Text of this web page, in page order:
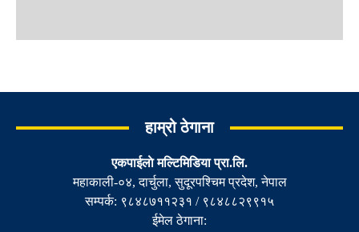
हाम्रो ठेगाना
एकपाईलाे मल्टिमिडिया प्रा.लि.
महाकाली-०४, दार्चुला, सुदूरपश्चिम प्रदेश, नेपाल
सम्पर्क: ९८४८७११२३१ / ९८४८८२९९१५
ईमेल ठेगाना: